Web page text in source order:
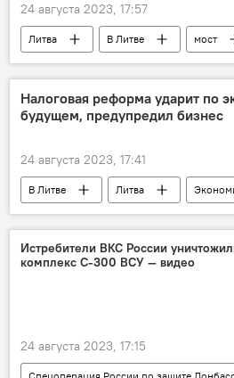
24 августа 2023, 17:57
Литва В Литве
мост
Происшествия
Налоговая реформа ударит по
будущем, предупредил бизнес
24 августа 2023, 17:41
В Литве Литва
экономика
налог
Истребители ВКС России
комплекс С-300 ВСУ — видео
24 августа 2023, 17:15